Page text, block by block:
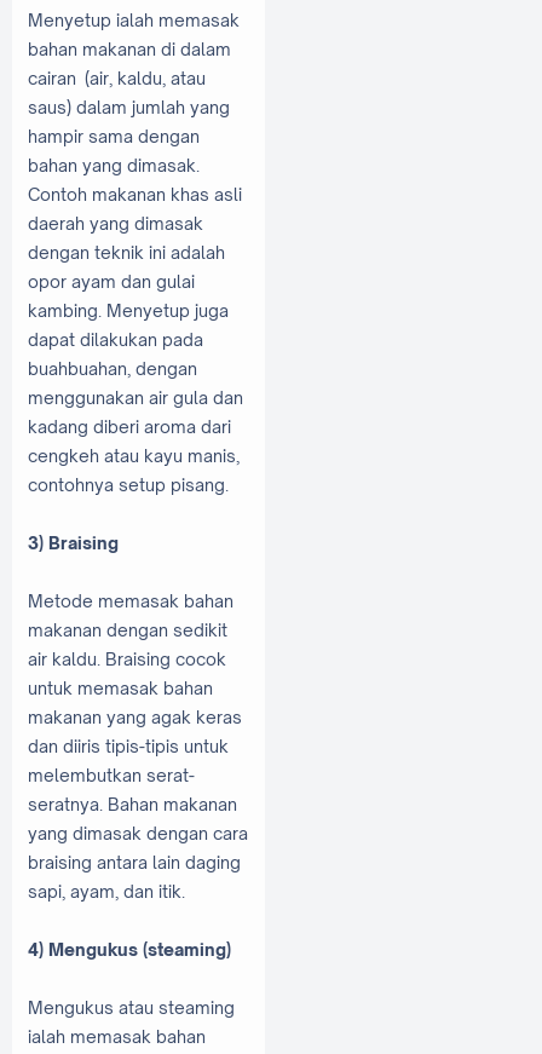
Menyetup ialah memasak
bahan makanan di dalam
cairan (air, kaldu, atau
saus) dalam jumlah yang
hampir sama dengan
bahan yang dimasak.
Contoh makanan khas asli
daerah yang dimasak
dengan teknik ini adalah
opor ayam dan gulai
kambing. Menyetup juga
dapat dilakukan pada
buahbuahan, dengan
menggunakan air gula dan
kadang diberi aroma dari
cengkeh atau kayu manis,
contohnya setup pisang.
3) Braising
Metode memasak bahan
makanan dengan sedikit
air kaldu. Braising cocok
untuk memasak bahan
makanan yang agak keras
dan diiris tipis-tipis untuk
melembutkan serat-
seratnya. Bahan makanan
yang dimasak dengan cara
braising antara lain daging
sapi, ayam, dan itik.
4) Mengukus (steaming)
Mengukus atau steaming
ialah memasak bahan